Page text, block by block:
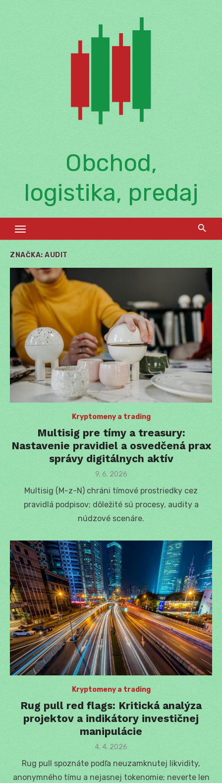
Obchod,
logistika, predaj
ZNAČKA: AUDIT
Kryptomeny a trading
Multisig pre tímy a treasury:
Nastavenie pravidiel a osvedčená prax
správy digitálnych aktív
Posted
9. 6. 2026
Multisig (M-z-N) chráni tímové prostriedky cez
pravidlá podpisov; dôležité sú procesy, audity a
núdzové scenáre.
Kryptomeny a trading
Rug pull red flags: Kritická analýza
projektov a indikátory investičnej
manipulácie
Posted
4. 4. 2026
Rug pull spoznáte podľa neuzamknutej likvidity,
anonymného tímu a nejasnej tokenomie; neverte len